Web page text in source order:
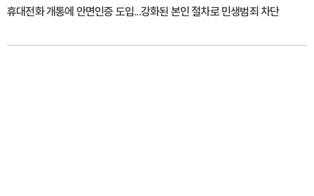
휴대전화 개통에 안면인증 도입...강화된 본인 절차로 민생범죄 차단